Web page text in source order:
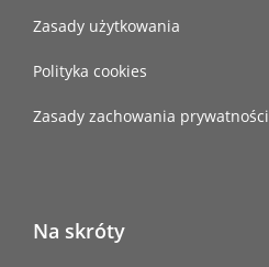
Zasady użytkowania
Polityka cookies
Zasady zachowania prywatności
Na skróty